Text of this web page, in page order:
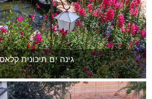
גינה ים תיכונית